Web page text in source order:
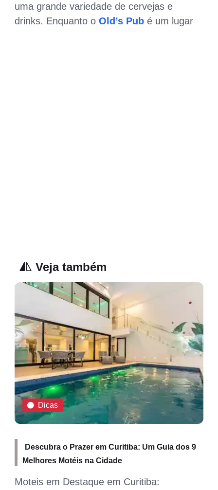
uma grande variedade de cervejas e
drinks. Enquanto o Old’s Pub é um lugar
Veja também
Dicas
Descubra o Prazer em Curitiba: Um Guia dos 9
Melhores Motéis na Cidade
Moteis em Destaque em Curitiba: